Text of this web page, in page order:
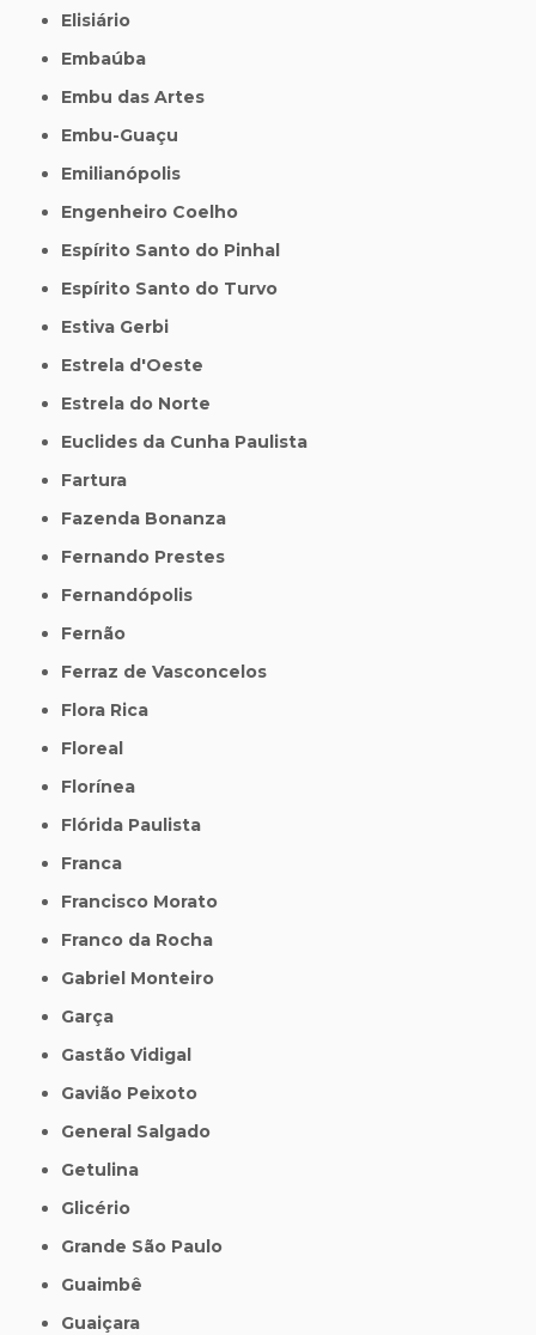
Elisiário
Embaúba
Embu das Artes
Embu-Guaçu
Emilianópolis
Engenheiro Coelho
Espírito Santo do Pinhal
Espírito Santo do Turvo
Estiva Gerbi
Estrela d'Oeste
Estrela do Norte
Euclides da Cunha Paulista
Fartura
Fazenda Bonanza
Fernando Prestes
Fernandópolis
Fernão
Ferraz de Vasconcelos
Flora Rica
Floreal
Florínea
Flórida Paulista
Franca
Francisco Morato
Franco da Rocha
Gabriel Monteiro
Garça
Gastão Vidigal
Gavião Peixoto
General Salgado
Getulina
Glicério
Grande São Paulo
Guaimbê
Guaiçara